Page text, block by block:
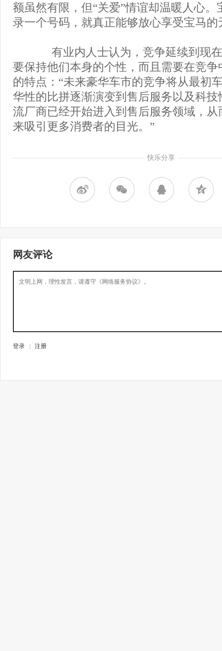
额虽然有限，但“关爱”情谊却温暖人心。
录一个号码，就真正能够放心享受宝马的
有业内人士认为，竞争延续到现在
要保持他们本身的个性，而且需要在竞争
的特点：“未来豪华车市的竞争将从最初
华性的比拼逐渐演变到售后服务以及科技
流厂商已经开始进入到售后服务领域，从
来吸引更多消费者的目光。”
快乐分享
网友评论
登录 注册